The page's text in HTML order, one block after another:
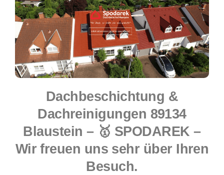
Dachbeschichtung &
Dachreinigungen 89134
Blaustein – 🥇 SPODAREK –
Wir freuen uns sehr über Ihren
Besuch.